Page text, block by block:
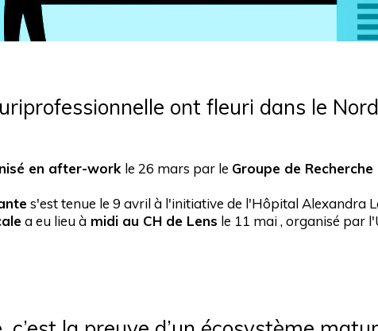
ont fleuri dans le
en after-work le 26 mars par le Groupe de
s'est tenue le 9 avril à l'initiative de l'Hôpital Alexandra
a eu lieu àmidi au CH de Lens le 11 mai , organisé par